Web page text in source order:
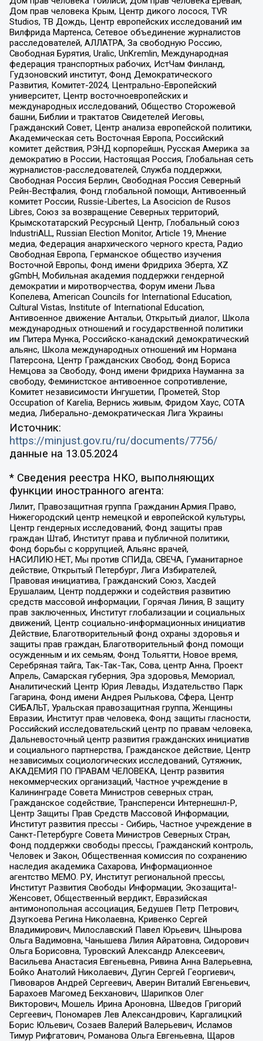
Дом прав человека Крым, Центр дикого лосося, TVR
Studios, ТВ Дождь, Центр европейских исследований им
Вилфрида Мартенса, Сетевое объединение журналистов
расследователей, АЛЛАТРА, За свободную Россию,
Свободная Бурятия, Uralic, UnKremlin, Международная
федерация транспортных рабочих, ИстЧам Финланд,
Гудзоновский институт, Фонд Демократического
Развития, Комитет-2024, Центрально-Европейский
университет, Центр восточноевропейских и
международных исследований, Общество Сторожевой
башни, Библии и трактатов Свидетелей Иеговы,
Гражданский Совет, Центр анализа европейской политики,
Академическая сеть Восточная Европа, Российский
комитет действия, РЭНД корпорейшн, Русская Америка за
демократию в России, Настоящая Россия, Глобальная сеть
журналистов-расследователей, Служба поддержки,
Свободная Россия Берлин, Свободная Россия Северный
Рейн-Вестфалия, Фонд глобальной помощи, Антивоенный
комитет России, Russie-Libertes, La Asocicion de Rusos
Libres, Союз за возвращение Северных территорий,
Крымскотатарский Ресурсный Центр, Глобальный союз
IndustriALL, Russian Election Monitor, Article 19, Мнение
медиа, Федерация анархического черного креста, Радио
Свободная Европа, Германское общество изучения
Восточной Европы, Фонд имени Фридриха Эберта, XZ
gGmbH, Мобильная академия поддержки гендерной
демократии и миротворчества, Форум имени Льва
Копелева, American Councils for International Education,
Cultural Vistas, Institute of International Education,
Антивоенное движение Антальи, Открытый диалог, Школа
международных отношений и государственной политики
им Питера Мунка, Российско-канадский демократический
альянс, Школа международных отношений им Нормана
Патерсона, Центр Гражданских Свобод, Фонд Бориса
Немцова за Свободу, Фонд имени Фридриха Науманна за
свободу, Феминистское антивоенное сопротивление,
Комитет независимости Ингушетии, Прометей, Stop
Occupation of Karelia, Вернись живым, Фридом Хаус, СОТА
медиа, Либерально-демократическая Лига Украины
Источник:
https://minjust.gov.ru/ru/documents/7756/
данные на 13.05.2024
* Сведения реестра НКО, выполняющих
функции иностранного агента:
Лилит, Правозащитная группа Гражданин.Армия.Право,
Нижегородский центр немецкой и европейской культуры,
Центр гендерных исследований, Фонд защиты прав
граждан Штаб, Институт права и публичной политики,
Фонд борьбы с коррупцией, Альянс врачей,
НАСИЛИЮ.НЕТ, Мы против СПИДа, СВЕЧА, Гуманитарное
действие, Открытый Петербург, Лига Избирателей,
Правовая инициатива, Гражданский Союз, Хасдей
Ерушалаим, Центр поддержки и содействия развитию
средств массовой информации, Горячая Линия, В защиту
прав заключенных, Институт глобализации и социальных
движений, Центр социально-информационных инициатив
Действие, Благотворительный фонд охраны здоровья и
защиты прав граждан, Благотворительный фонд помощи
осужденным и их семьям, Фонд Тольятти, Новое время,
Серебряная тайга, Так-Так-Так, Сова, центр Анна, Проект
Апрель, Самарская губерния, Эра здоровья, Мемориал,
Аналитический Центр Юрия Левады, Издательство Парк
Гагарина, Фонд имени Андрея Рылькова, Сфера, Центр
СИБАЛЬТ, Уральская правозащитная группа, Женщины
Евразии, Институт прав человека, Фонд защиты гласности,
Российский исследовательский центр по правам человека,
Дальневосточный центр развития гражданских инициатив
и социального партнерства, Гражданское действие, Центр
независимых социологических исследований, Сутяжник,
АКАДЕМИЯ ПО ПРАВАМ ЧЕЛОВЕКА, Центр развития
некоммерческих организаций, Частное учреждение в
Калининграде Совета Министров северных стран,
Гражданское содействие, Трансперенси Интернешнл-Р,
Центр Защиты Прав Средств Массовой Информации,
Институт развития прессы - Сибирь, Частное учреждение в
Санкт-Петербурге Совета Министров Северных Стран,
Фонд поддержки свободы прессы, Гражданский контроль,
Человек и Закон, Общественная комиссия по сохранению
наследия академика Сахарова, Информационное
агентство МЕМО. РУ, Институт региональной прессы,
Институт Развития Свободы Информации, Экозащита!-
Женсовет, Общественный вердикт, Евразийская
антимонопольная ассоциация, Бедушев Петр Петрович,
Дзугкоева Регина Николаевна, Кривенко Сергей
Владимирович, Милославский Павел Юрьевич, Шнырова
Ольга Вадимовна, Чанышева Лилия Айратовна, Сидорович
Ольга Борисовна, Туровский Александр Алексеевич,
Васильева Анастасия Евгеньевна, Ривина Анна Валерьевна,
Бойко Анатолий Николаевич, Дугин Сергей Георгиевич,
Пивоваров Андрей Сергеевич, Аверин Виталий Евгеньевич,
Барахоев Магомед Бекханович, Шарипков Олег
Викторович, Мошель Ирина Ароновна, Шведов Григорий
Сергеевич, Пономарев Лев Александрович, Каргалицкий
Борис Юльевич, Созаев Валерий Валерьевич, Исламов
Тимур Рифгатович, Романова Ольга Евгеньевна, Щаров